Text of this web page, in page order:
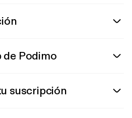
Podimo
suscripción